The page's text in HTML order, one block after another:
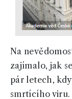
Na
zajímalo, jak
pár letech,
smrtícího